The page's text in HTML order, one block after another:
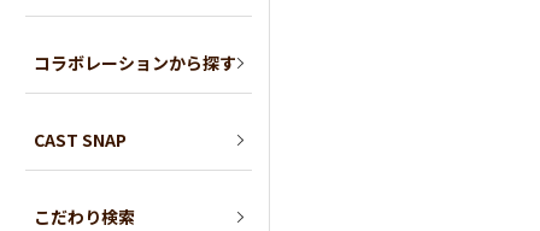
コラボレーションから探す
CAST SNAP
こだわり検索